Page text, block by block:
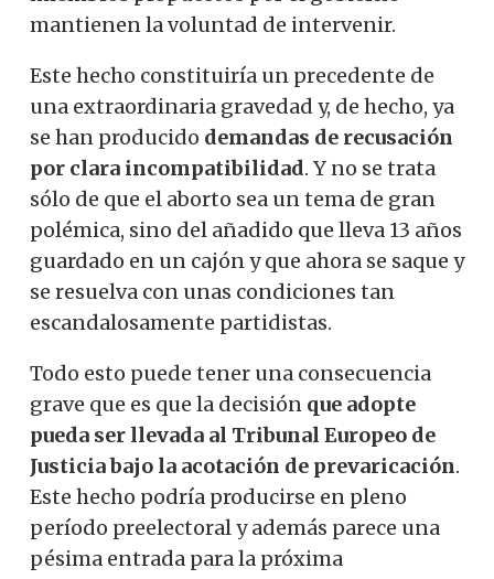
mantienen la voluntad de intervenir.
Este hecho constituiría un precedente de
una extraordinaria gravedad y, de hecho, ya
se han producido demandas de recusación
por clara incompatibilidad. Y no se trata
sólo de que el aborto sea un tema de gran
polémica, sino del añadido que lleva 13 años
guardado en un cajón y que ahora se saque y
se resuelva con unas condiciones tan
escandalosamente partidistas.
Todo esto puede tener una consecuencia
grave que es que la decisión que adopte
pueda ser llevada al Tribunal Europeo de
Justicia bajo la acotación de prevaricación.
Este hecho podría producirse en pleno
período preelectoral y además parece una
pésima entrada para la próxima